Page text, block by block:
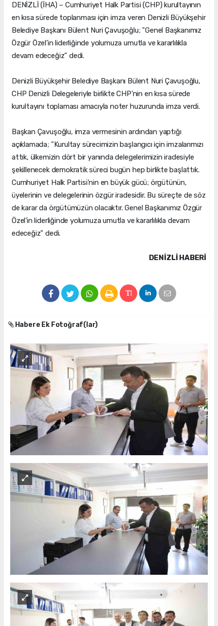
DENİZLİ (İHA) – Cumhuriyet Halk Partisi (CHP) kurultayının
en kısa sürede toplanması için imza veren Denizli Büyükşehir
Belediye Başkanı Bülent Nuri Çavuşoğlu; "Genel Başkanımız
Özgür Özel’in liderliğinde yolumuza umutla ve kararlılıkla
devam edeceğiz" dedi.
Denizli Büyükşehir Belediye Başkanı Bülent Nuri Çavuşoğlu,
CHP Denizli Delegeleriyle birlikte CHP’nin en kısa sürede
kurultayını toplaması amacıyla noter huzurunda imza verdi.
Başkan Çavuşoğlu, imza vermesinin ardından yaptığı
açıklamada; "Kurultay sürecimizin başlangıcı için imzalarımızı
attık, ülkemizin dört bir yanında delegelerimizin iradesiyle
şekillenecek demokratik süreci bugün hep birlikte başlattık.
Cumhuriyet Halk Partisi’nin en büyük gücü; örgütünün,
üyelerinin ve delegelerinin özgür iradesidir. Bu süreçte de söz
de karar da örgütümüzün olacaktır. Genel Başkanımız Özgür
Özel’in liderliğinde yolumuza umutla ve kararlılıkla devam
edeceğiz" dedi.
DENIZLI HABERİ
Habere Ek Fotoğraf(lar)